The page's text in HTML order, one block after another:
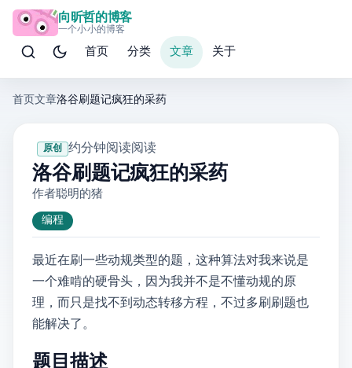
向昕哲的博客
一个小小的博客
首页 分类 文章 关于
首页文章洛谷刷题记——P1616 疯狂的采药
原创 · 约 11 分钟阅读· 阅读
洛谷刷题记——P1616 疯狂的采药
作者: 聪明的猪
编程
最近在刷一些动规类型的题，这种算法对我来说是
一个难啃的硬骨头，因为我并不是不懂动规的原
理，而只是找不到动态转移方程，不过多刷刷题也
能解决了。
题目描述